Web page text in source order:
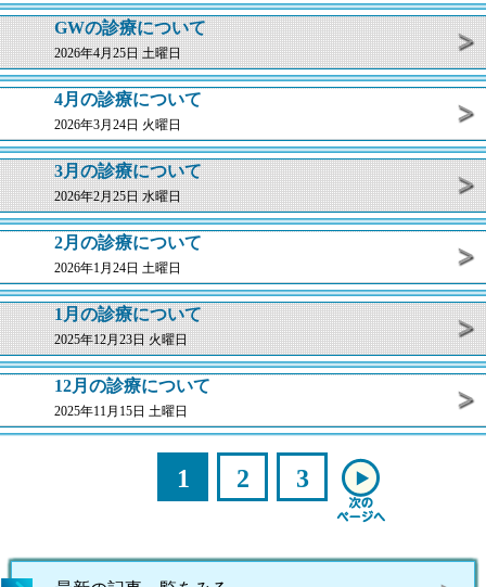
GWの診療について
2026年4月25日 土曜日
4月の診療について
2026年3月24日 火曜日
3月の診療について
2026年2月25日 水曜日
2月の診療について
2026年1月24日 土曜日
1月の診療について
2025年12月23日 火曜日
12月の診療について
2025年11月15日 土曜日
1 2 3